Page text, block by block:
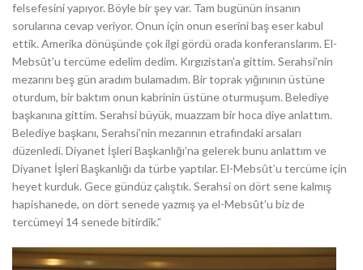
felsefesini yapıyor. Böyle bir şey var. Tam bugünün insanın
sorularına cevap veriyor. Onun için onun eserini baş eser kabul
ettik. Amerika dönüşünde çok ilgi gördü orada konferanslarım. El-
Mebsût’u tercüme edelim dedim. Kırgızistan’a gittim. Serahsi’nin
mezarını beş gün aradım bulamadım. Bir toprak yığınının üstüne
oturdum, bir baktım onun kabrinin üstüne oturmuşum. Belediye
başkanına gittim. Serahsi büyük, muazzam bir hoca diye anlattım.
Belediye başkanı, Serahsi’nin mezarının etrafındaki arsaları
düzenledi. Diyanet İşleri Başkanlığı’na gelerek bunu anlattım ve
Diyanet İşleri Başkanlığı da türbe yaptılar. El-Mebsût’u tercüme için
heyet kurduk. Gece gündüz çalıştık. Serahsi on dört sene kalmış
hapishanede, on dört senede yazmış ya el-Mebsût’u biz de
tercümeyi 14 senede bitirdik.”